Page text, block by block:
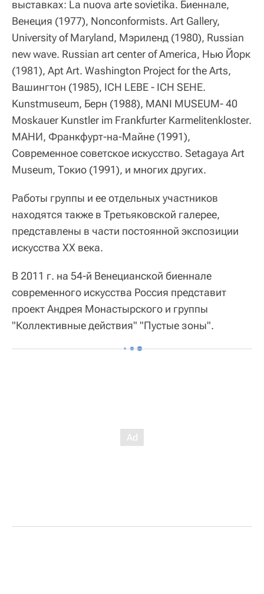
выставках: La nuova arte sovietika. Биеннале,
Венеция (1977), Nonconformists. Art Gallery,
University of Maryland, Мэриленд (1980), Russian
new wave. Russian art center of America, Нью Йорк
(1981), Apt Art. Washington Project for the Arts,
Вашингтон (1985), ICH LEBE - ICH SEHE.
Kunstmuseum, Берн (1988), MANI MUSEUM- 40
Moskauer Kunstler im Frankfurter Karmelitenkloster.
МАНИ, Франкфурт-на-Майне (1991),
Современное советское искусство. Setagaya Art
Museum, Токио (1991), и многих других.
Работы группы и ее отдельных участников
находятся также в Третьяковской галерее,
представлены в части постоянной экспозиции
искусства ХХ века.
В 2011 г. на 54-й Венецианской биеннале
современного искусства Россия представит
проект Андрея Монастырского и группы
"Коллективные действия" "Пустые зоны".